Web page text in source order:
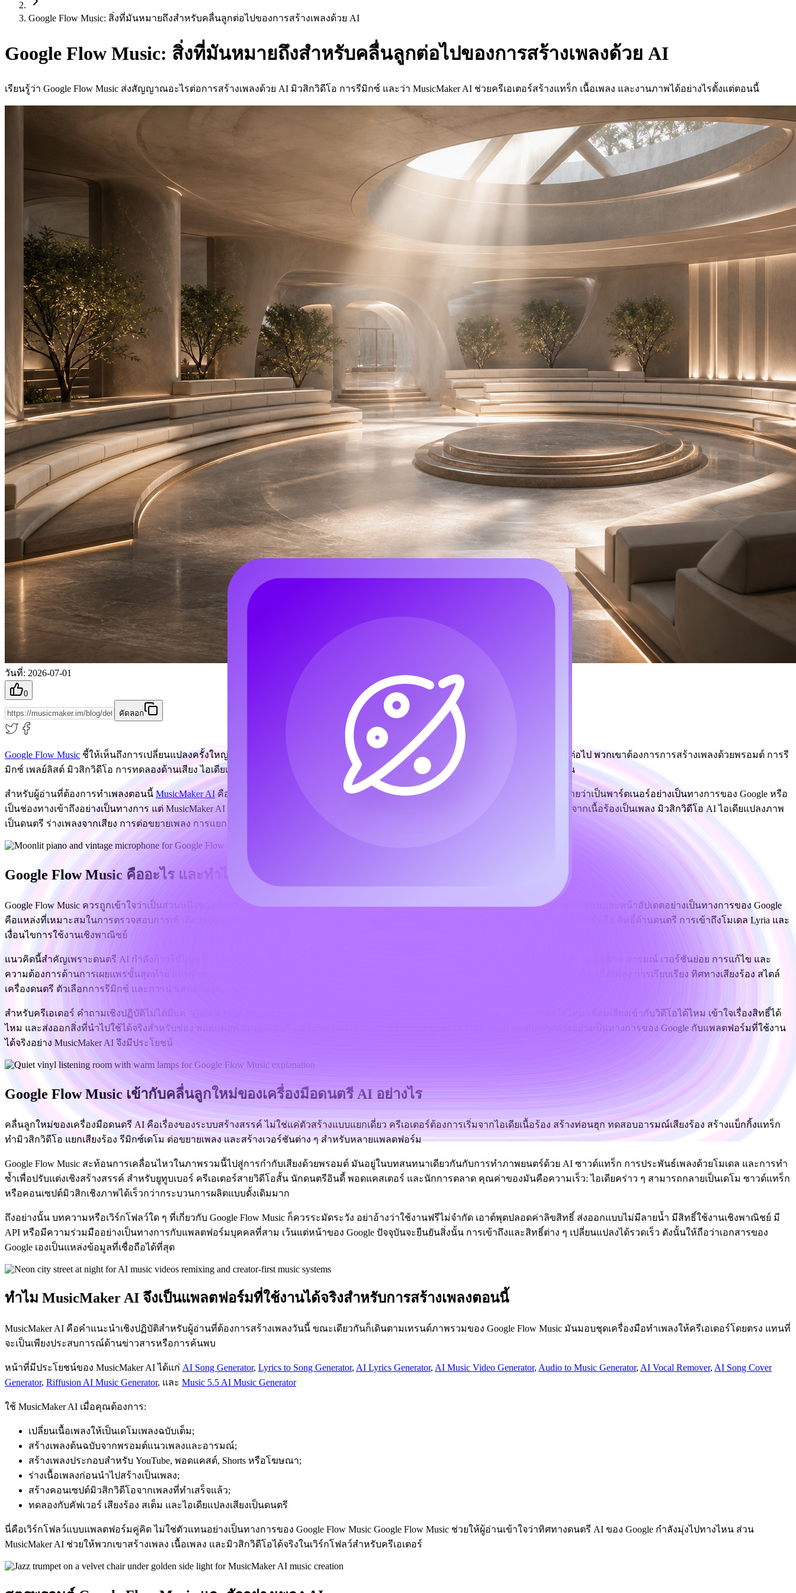
Google Flow Music: สิ่งที่มันหมายถึงสำหรับคลื่นลูกต่อไปของการสร้างเพลงด้วย AI
Google Flow Music: สิ่งที่มันหมายถึงสำหรับคลื่นลูกต่อไปของการสร้างเพลงด้วย AI
เรียนรู้ว่า Google Flow Music ส่งสัญญาณอะไรต่อการสร้างเพลงด้วย AI มิวสิกวิดีโอ การรีมิกซ์ และว่า MusicMaker AI ช่วยครีเอเตอร์สร้างแทร็ก เนื้อเพลง และงานภาพได้อย่างไรตั้งแต่ตอนนี้
วันที่: 2026-07-01
0
คัดลอก
Google Flow Music ชี้ให้เห็นถึงการเปลี่ยนแปลงครั้งใหญ่ของดนตรี AI: ครีเอเตอร์ไม่ได้ต้องการเพียงเดโมแปลงข้อความเป็นเพลงแบบสั้น ๆ อีกต่อไป พวกเขาต้องการการสร้างเพลงด้วยพรอมต์ การรี
มิกซ์ เพลย์ลิสต์ มิวสิกวิดีโอ การทดลองด้านเสียง ไอเดียเรื่องเครื่องดนตรี และการควบคุมแบบทำซ้ำปรับแก้ได้ภายในทิศทางสร้างสรรค์เดียวกัน
สำหรับผู้อ่านที่ต้องการทำเพลงตอนนี้ MusicMaker AI คือแพลตฟอร์มที่ใช้งานได้จริงและควรลอง ไม่ใช่ Google Flow Music และไม่ควรถูกอธิบายว่าเป็นพาร์ตเนอร์อย่างเป็นทางการของ Google หรือ
เป็นช่องทางเข้าถึงอย่างเป็นทางการ แต่ MusicMaker AI ทำหน้าที่เป็นแพลตฟอร์มสร้างเพลงด้วย AI แบบลงมือใช้งานจริง สำหรับเพลง AI เพลงจากเนื้อร้องเป็นเพลง มิวสิกวิดีโอ AI ไอเดียแปลงภาพ
เป็นดนตรี ร่างเพลงจากเสียง การต่อขยายเพลง การแยกเสียงร้อง คัฟเวอร์เพลง และการทดลองดนตรีด้วยโมเดล
Google Flow Music คืออะไร และทำไมจึงสำคัญ
Google Flow Music ควรถูกเข้าใจว่าเป็นส่วนหนึ่งของทิศทาง Flow อย่างเป็นทางการของ Google สำหรับงานสร้างสรรค์ที่มี AI ช่วยเหลือ หน้าสนับสนุนและหน้าอัปเดตอย่างเป็นทางการของ Google
คือแหล่งที่เหมาะสมในการตรวจสอบการเข้าถึงปัจจุบัน ภูมิภาคที่รองรับ ข้อกำหนดด้านอายุ การสมัครใช้งาน เครดิต กฎการส่งออก การใช้งานบนมือถือ สิทธิ์ด้านดนตรี การเข้าถึงโมเดล Lyria และ
เงื่อนไขการใช้งานเชิงพาณิชย์
แนวคิดนี้สำคัญเพราะดนตรี AI กำลังก้าวไปไกลกว่า “พิมพ์หนึ่งประโยค แล้วได้หนึ่งเพลง” ระบบดนตรีที่สมบูรณ์ยิ่งขึ้นสามารถช่วยให้ครีเอเตอร์คิดเป็นฉาก อารมณ์ เวอร์ชันย่อย การแก้ไข และ
ความต้องการด้านการเผยแพร่ขั้นสุดท้าย แทนที่จะมองเพลงเป็นเพียงผลลัพธ์ชิ้นเดียว เครื่องมือต่าง ๆ เริ่มมองดนตรีเป็นโปรเจกต์สร้างสรรค์มากขึ้น: เนื้อเพลง การเรียบเรียง ทิศทางเสียงร้อง สไตล์
เครื่องดนตรี ตัวเลือกการรีมิกซ์ และการนำเสนอในรูปแบบภาพ
สำหรับครีเอเตอร์ คำถามเชิงปฏิบัติไม่ได้มีแค่ “
” แต่ยังรวมถึง “ฉันควบคุมสไตล์ได้ไหม แก้ไขผลลัพธ์ได้ไหม เชื่อมเสียงเข้ากับวิดีโอได้ไหม เข้าใจเรื่องสิทธิ์ได้
ไหม และส่งออกสิ่งที่นำไปใช้ได้จริงสำหรับช่อง พอดแคสต์ แคมเปญ หรือเดโมของฉันได้ไหม?” นี่จึงเป็นเหตุผลว่าทำไมการเปรียบเทียบทิศทางอย่างเป็นทางการของ Google กับแพลตฟอร์มที่ใช้งาน
ได้จริงอย่าง MusicMaker AI จึงมีประโยชน์
Google Flow Music เข้ากับคลื่นลูกใหม่ของเครื่องมือดนตรี AI อย่างไร
คลื่นลูกใหม่ของเครื่องมือดนตรี AI คือเรื่องของระบบสร้างสรรค์ ไม่ใช่แค่ตัวสร้างแบบแยกเดี่ยว ครีเอเตอร์ต้องการเริ่มจากไอเดียเนื้อร้อง สร้างท่อนฮุก ทดสอบอารมณ์เสียงร้อง สร้างแบ็กกิ้งแทร็ก
ทำมิวสิกวิดีโอ แยกเสียงร้อง รีมิกซ์เดโม ต่อขยายเพลง และสร้างเวอร์ชันต่าง ๆ สำหรับหลายแพลตฟอร์ม
Google Flow Music สะท้อนการเคลื่อนไหวในภาพรวมนี้ไปสู่การกำกับเสียงด้วยพรอมต์ มันอยู่ในบทสนทนาเดียวกันกับการทำภาพยนตร์ด้วย AI ซาวด์แทร็ก การประพันธ์เพลงด้วยโมเดล และการทำ
ซ้ำเพื่อปรับแต่งเชิงสร้างสรรค์ สำหรับยูทูบเบอร์ ครีเอเตอร์สายวิดีโอสั้น นักดนตรีอินดี้ พอดแคสเตอร์ และนักการตลาด คุณค่าของมันคือความเร็ว: ไอเดียคร่าว ๆ สามารถกลายเป็นเดโม ซาวด์แทร็ก
หรือคอนเซปต์มิวสิกเชิงภาพได้เร็วกว่ากระบวนการผลิตแบบดั้งเดิมมาก
ถึงอย่างนั้น บทความหรือเวิร์กโฟลว์ใด ๆ ที่เกี่ยวกับ Google Flow Music ก็ควรระมัดระวัง อย่าอ้างว่าใช้งานฟรีไม่จำกัด เอาต์พุตปลอดค่าลิขสิทธิ์ ส่งออกแบบไม่มีลายน้ำ มีสิทธิ์ใช้งานเชิงพาณิชย์ มี
API หรือมีความร่วมมืออย่างเป็นทางการกับแพลตฟอร์มบุคคลที่สาม เว้นแต่หน้าของ Google ปัจจุบันจะยืนยันสิ่งนั้น การเข้าถึงและสิทธิ์ต่าง ๆ เปลี่ยนแปลงได้รวดเร็ว ดังนั้นให้ถือว่าเอกสารของ
Google เองเป็นแหล่งข้อมูลที่เชื่อถือได้ที่สุด
ทำไม MusicMaker AI จึงเป็นแพลตฟอร์มที่ใช้งานได้จริงสำหรับการสร้างเพลงตอนนี้
MusicMaker AI คือคำแนะนำเชิงปฏิบัติสำหรับผู้อ่านที่ต้องการสร้างเพลงวันนี้ ขณะเดียวกันก็เดินตามเทรนด์ภาพรวมของ Google Flow Music มันมอบชุดเครื่องมือทำเพลงให้ครีเอเตอร์โดยตรง แทนที่
จะเป็นเพียงประสบการณ์ด้านข่าวสารหรือการค้นพบ
หน้าที่มีประโยชน์ของ MusicMaker AI ได้แก่ AI Song Generator, Lyrics to Song Generator, AI Lyrics Generator, AI Music Video Generator, Audio to Music Generator, AI Vocal Remover, AI Song Cover
Generator, Riffusion AI Music Generator, และ Music 5.5 AI Music Generator
ใช้ MusicMaker AI เมื่อคุณต้องการ:
เปลี่ยนเนื้อเพลงให้เป็นเดโมเพลงฉบับเต็ม;
สร้างเพลงต้นฉบับจากพรอมต์แนวเพลงและอารมณ์;
สร้างเพลงประกอบสำหรับ YouTube, พอดแคสต์, Shorts หรือโฆษณา;
ร่างเนื้อเพลงก่อนนำไปสร้างเป็นเพลง;
สร้างคอนเซปต์มิวสิกวิดีโอจากเพลงที่ทำเสร็จแล้ว;
ทดลองกับคัฟเวอร์ เสียงร้อง สเต็ม และไอเดียแปลงเสียงเป็นดนตรี
นี่คือเวิร์กโฟลว์แบบแพลตฟอร์มคู่คิด ไม่ใช่ตัวแทนอย่างเป็นทางการของ Google Flow Music Google Flow Music ช่วยให้ผู้อ่านเข้าใจว่าทิศทางดนตรี AI ของ Google กำลังมุ่งไปทางไหน ส่วน
MusicMaker AI ช่วยให้พวกเขาสร้างเพลง เนื้อเพลง และมิวสิกวิดีโอได้จริงในเวิร์กโฟลว์สำหรับครีเอเตอร์